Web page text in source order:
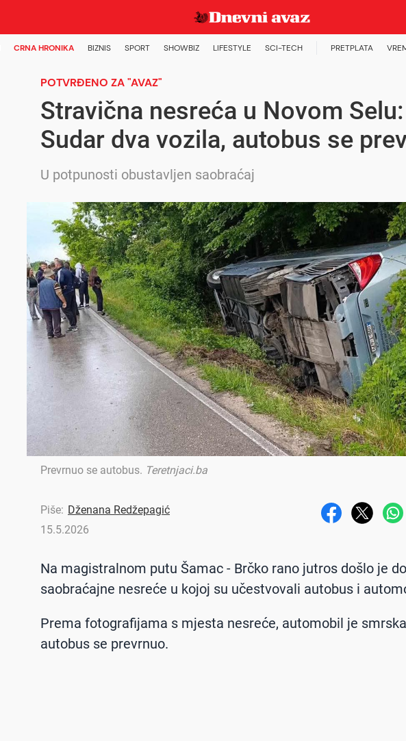
CRNA HRONIKA BIZNIS SPORT SHOWBIZ LIFESTYLE SCI-TECH PRETPLATA
POTVRĐENO ZA "AVAZ"
Stravična nesreća u Novom Selu:
Sudar dva vozila, autobus se
U potpunosti obustavljen saobraćaj
Prevrnuo se autobus. Teretnjaci.ba
Piše: Dženana Redžepagić
15.5.2026
Na magistralnom putu Šamac - Brčko rano jutros došlo je
saobraćajne nesreće u kojoj su učestvovali autobus i
Prema fotografijama s mjesta nesreće, automobil je
autobus se prevrnuo.